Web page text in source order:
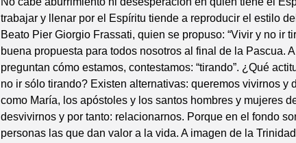
trabajar y llenar por el Espíritu tiende a reproducir el estilo
Beato Pier Giorgio Frassati, quien se propuso: “Vivir y no ir
buena propuesta para todos nosotros al final de la Pascua.
preguntan cómo estamos, contestamos: “tirando”. ¿Qué
no ir sólo tirando? Existen alternativas: queremos vivirnos y
como María, los apóstoles y los santos hombres y mujeres
desvivirnos y por tanto: relacionarnos. Porque en el fondo
personas las que dan valor a la vida. A imagen de la